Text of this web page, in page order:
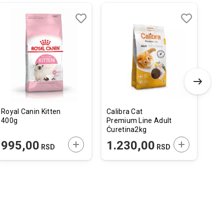
KORPU
Royal Canin Kitten
400g
995,00 RSD DODAJTE U KORPU
Calibra Cat
Premium Line Adult
Ćuretina2kg
1.230,00 RSD DODAJTE U